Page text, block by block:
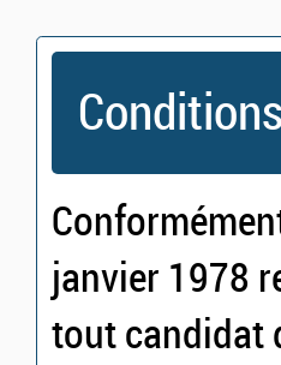
janvier 1978
tout candidat